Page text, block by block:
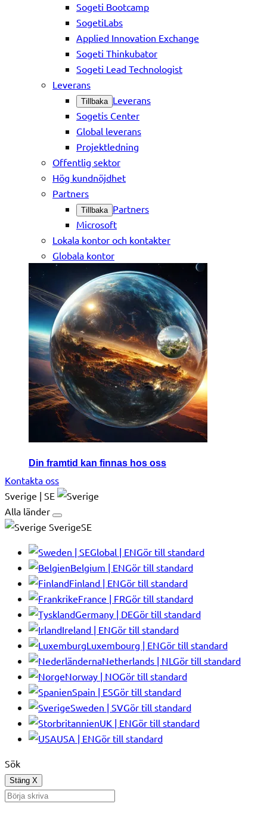
Sogeti Bootcamp
SogetiLabs
Applied Innovation Exchange
Sogeti Thinkubator
Sogeti Lead Technologist
Leverans
Tillbaka Leverans
Sogetis Center
Global leverans
Projektledning
Offentlig sektor
Hög kundnöjdhet
Partners
Tillbaka Partners
Microsoft
Lokala kontor och kontakter
Globala kontor
Din framtid kan finnas hos oss
Kontakta oss
Sverige | SE
Alla länder
SverigeSE
Global | ENGör till standard
Belgium | ENGör till standard
Finland | ENGör till standard
France | FRGör till standard
Germany | DEGör till standard
Ireland | ENGör till standard
Luxembourg | ENGör till standard
Netherlands | NL Gör till standard
Norway | NOGör till standard
Spain | ESGör till standard
Sweden | SVGör till standard
UK | ENGör till standard
USA | ENGör till standard
Sök
Stäng X